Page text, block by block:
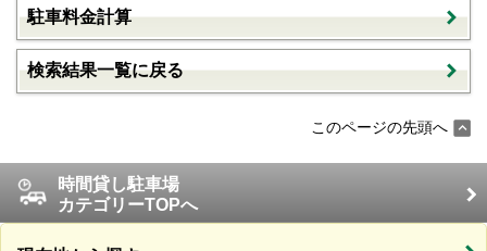
駐車料金計算
検索結果一覧に戻る
このページの先頭へ
時間貸し駐車場
カテゴリーTOPへ